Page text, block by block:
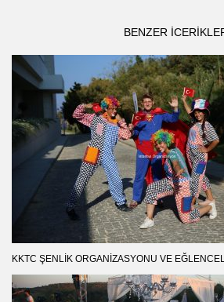
BENZER
KKTC ŞENLIK ORGANIZASYONU VE